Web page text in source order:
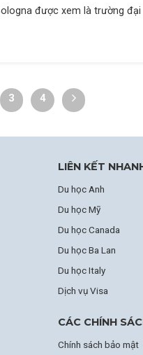
được xem là trường
3 4
LIÊN KẾT
Du học Anh
Du học Mỹ
Du học Canada
Du học Ba Lan
Du học Italy
Dịch vụ Visa
CÁC CHÍNH
Chính sách bảo mật